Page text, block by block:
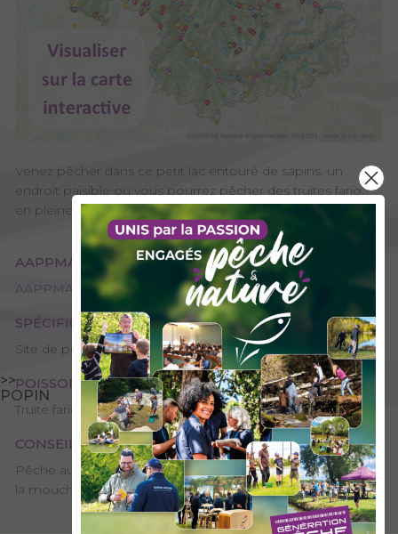
>>
POPIN
Venez pêcher dans ce petit lac entouré de sapins, un
endroit paisible où vous pourrez pêcher des truites fario,
en pleine montagne.
AAPPMA GESTIONNAIRE
AAPPMA de Flumet - Val d'Arly
SPÉCIFICITÉS
Site de pêche - 1ère catégorie
POISSONS PRÉSENTS
Truite fario
CONSEILS DE PÊCHE
Pêche au vairon mort manié, à la bombette, à la cuillère, à
la mouche.